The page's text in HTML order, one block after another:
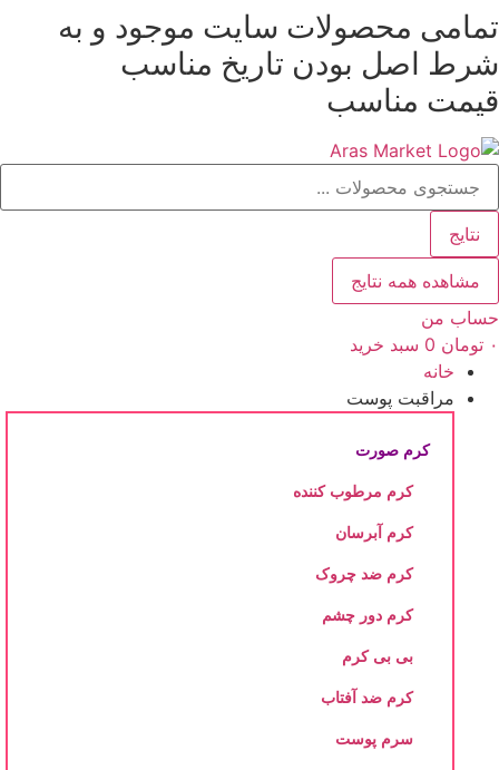
پرش
محتوا
تمامی محصولات سایت موجود و به
شرط اصل بودن تاریخ مناسب
قیمت مناسب
جستجو
نتایج
مشاهده همه نتایج
حساب من
۰ تومان 0 سبد خرید
خانه
مراقبت پوست
کرم صورت
کرم مرطوب کننده
کرم آبرسان
کرم ضد چروک
کرم دور چشم
بی بی کرم
کرم ضد آفتاب
سرم پوست